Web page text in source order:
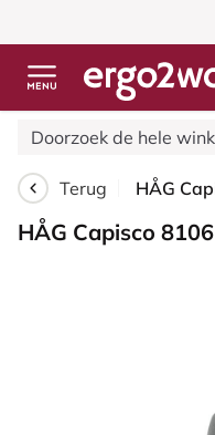
Terug
HÅG Capisco 8106